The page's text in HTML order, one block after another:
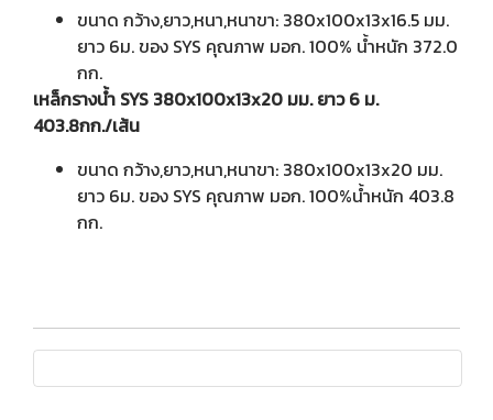
ขนาด กว้าง,ยาว,หนา,หนาขา: 380x100x13x16.5 มม.
ยาว 6ม. ของ SYS คุณภาพ มอก. 100% น้ำหนัก 372.0
กก.
เหล็กรางน้ำ SYS 380x100x13x20 มม. ยาว 6 ม.
403.8กก./เส้น
ขนาด กว้าง,ยาว,หนา,หนาขา: 380x100x13x20 มม.
ยาว 6ม. ของ SYS คุณภาพ มอก. 100%น้ำหนัก 403.8
กก.